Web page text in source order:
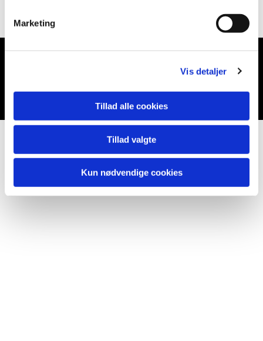
Marketing
Vis detaljer
Tillad alle cookies
Tillad valgte
Kun nødvendige cookies
Du vil måske også kunne lide...